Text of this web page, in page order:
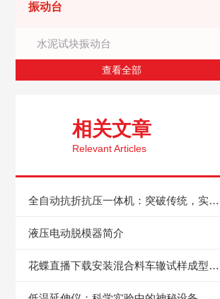
振动台
水泥试块振动台
查看全部
相关文章
Relevant Articles
全自动抗折抗压一体机：突破传统，实现高效检测
液压电动脱模器简介
花蝶直播下载安装混合料车辙试样成型机的可选配置有哪些？